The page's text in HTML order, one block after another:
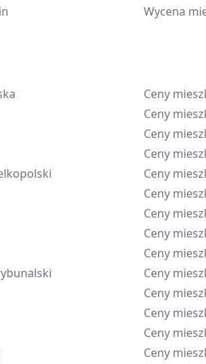
Wycena
Ceny
Ceny
Ceny
Ceny
Ceny
Ceny
Ceny
Ceny
Ceny
Ceny
Ceny
Ceny
Ceny
Ceny